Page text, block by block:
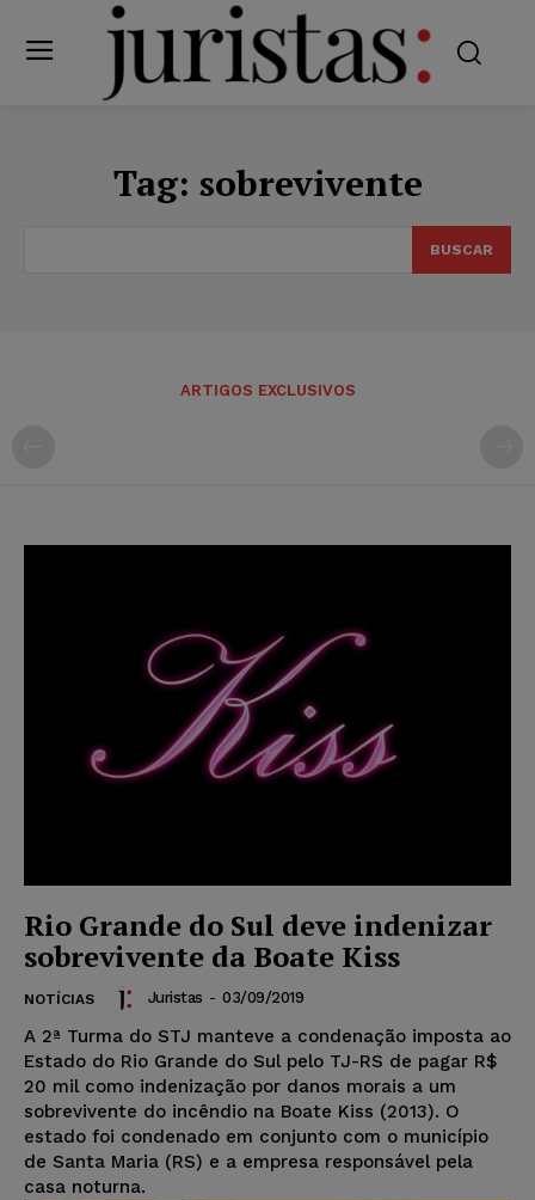
Tag: sobrevivente
BUSCAR
ARTIGOS EXCLUSIVOS
Rio Grande do Sul deve indenizar
sobrevivente da Boate Kiss
NOTÍCIAS Juristas - 03/09/2019
A 2ª Turma do STJ manteve a condenação imposta ao
Estado do Rio Grande do Sul pelo TJ-RS de pagar R$
20 mil como indenização por danos morais a um
sobrevivente do incêndio na Boate Kiss (2013). O
estado foi condenado em conjunto com o município
de Santa Maria (RS) e a empresa responsável pela
casa noturna.